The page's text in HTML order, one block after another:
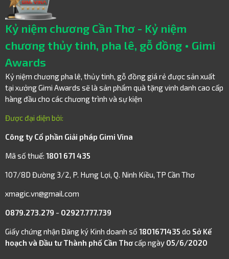
Kỷ niệm chương Cần Thơ - Kỷ niệm
chương thủy tinh, pha lê, gỗ đồng • Gimi
Awards
Kỷ niệm chương pha lê, thủy tinh, gỗ đồng giá rẻ được sản xuất
tại xưởng Gimi Awards sẽ là sản phẩm quà tặng vinh danh cao cấp
hàng đầu cho các chương trình và sự kiện
Được đại diện bởi:
Công ty Cổ phần Giải pháp Gimi Vina
Mã số thuế: 1801 671 435
107/8D Đường 3/2, P. Hưng Lợi, Q. Ninh Kiều, TP Cần Thơ
xmagic.vn@gmail.com
0879.273.279 - 02927.777.739
Giấy chứng nhận Đăng ký Kinh doanh số 1801671435 do Sở Kế
hoạch và Đầu tư Thành phố Cần Thơcấp ngày 05/6/2020